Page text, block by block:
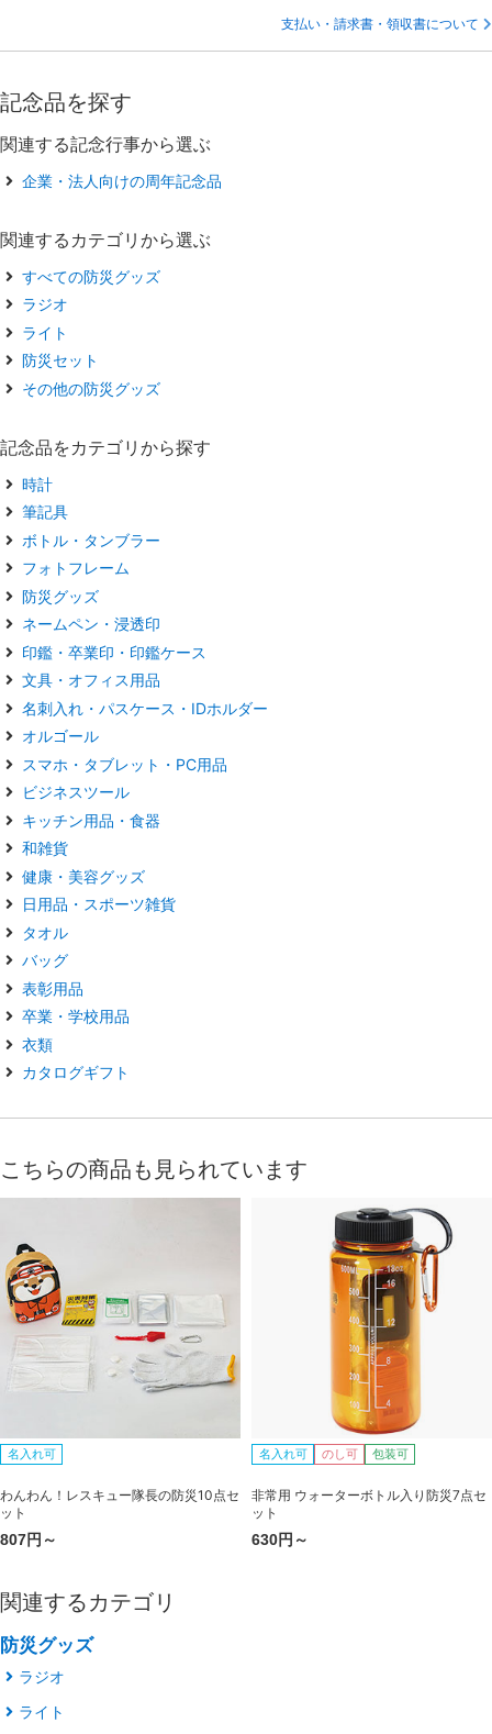
支払い・請求書・領収書について
記念品を探す
関連する記念行事から選ぶ
企業・法人向けの周年記念品
関連するカテゴリから選ぶ
すべての防災グッズ
ラジオ
ライト
防災セット
その他の防災グッズ
記念品をカテゴリから探す
時計
筆記具
ボトル・タンブラー
フォトフレーム
防災グッズ
ネームペン・浸透印
印鑑・卒業印・印鑑ケース
文具・オフィス用品
名刺入れ・パスケース・IDホルダー
オルゴール
スマホ・タブレット・PC用品
ビジネスツール
キッチン用品・食器
和雑貨
健康・美容グッズ
日用品・スポーツ雑貨
タオル
バッグ
表彰用品
卒業・学校用品
衣類
カタログギフト
こちらの商品も見られています
名入れ可
わんわん！レスキュー隊長の防災10点セ
ット
807円～
名入れ可 のし可 包装可
非常用 ウォーターボトル入り防災7点セ
ット
630円～
関連するカテゴリ
防災グッズ
ラジオ
ライト